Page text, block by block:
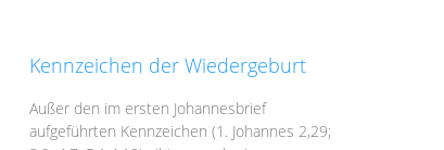
Kennzeichen der Wiedergeburt
Außer den im ersten Johannesbrief
aufgeführten Kennzeichen (1. Johannes 2,29;